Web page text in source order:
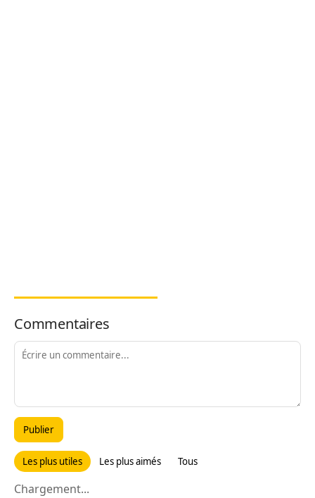
Commentaires
Publier
Les plus utiles Les plus aimés Tous
Chargement...